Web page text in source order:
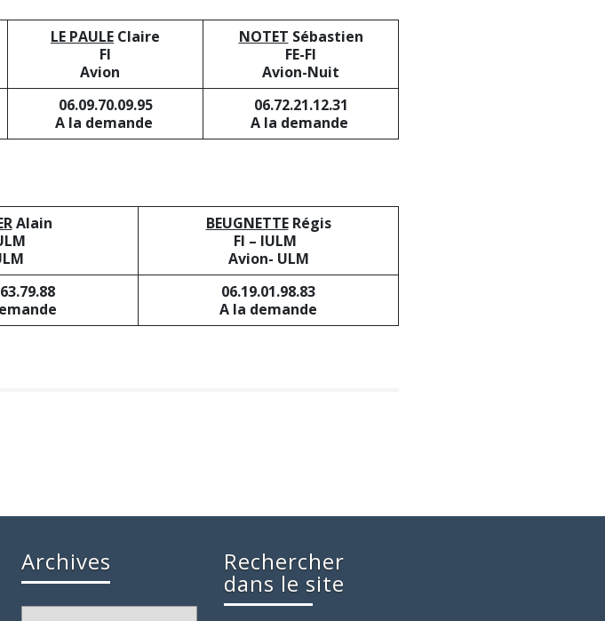
LE PAULE Claire
FI
Avion
NOTET Sébastien
FE-FI
Avion-Nuit
06.09.70.09.95
A la demande
06.72.21.12.31
A la demande
Alain
BEUGNETTE Régis
FI – IULM
Avion- ULM
06.19.01.98.83
A la demande
Archives Rechercher
dans le site